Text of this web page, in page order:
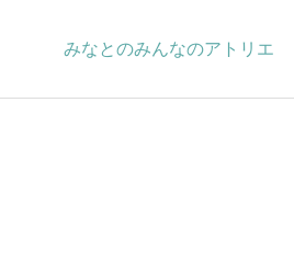
みなとのみんなのアトリエ